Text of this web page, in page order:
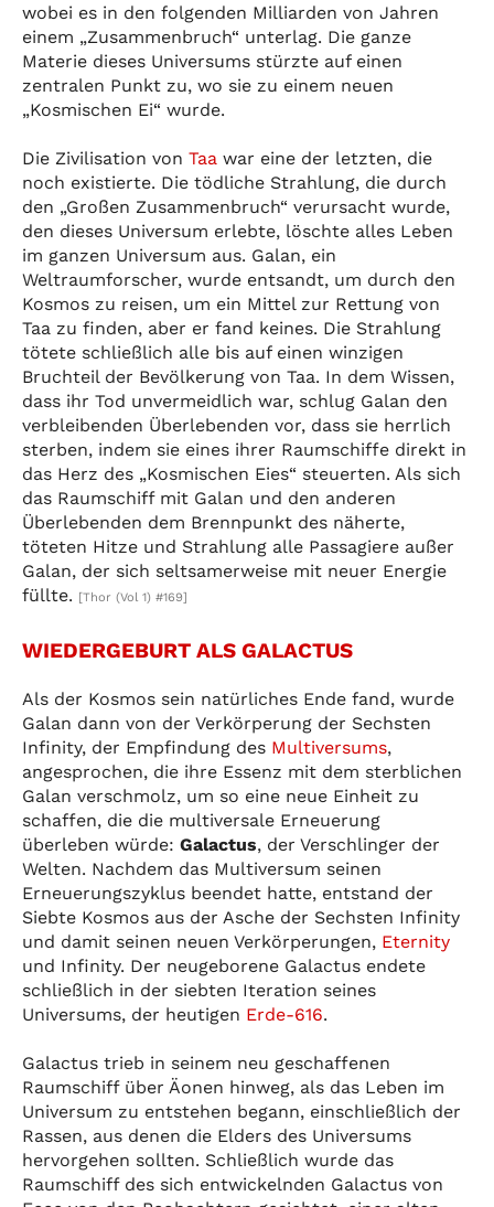
wobei es in den folgenden Milliarden von Jahren
einem „Zusammenbruch“ unterlag. Die ganze
Materie dieses Universums stürzte auf einen
zentralen Punkt zu, wo sie zu einem neuen
„Kosmischen Ei“ wurde.
Die Zivilisation von Taa war eine der letzten, die
noch existierte. Die tödliche Strahlung, die durch
den „Großen Zusammenbruch“ verursacht wurde,
den dieses Universum erlebte, löschte alles Leben
im ganzen Universum aus. Galan, ein
Weltraumforscher, wurde entsandt, um durch den
Kosmos zu reisen, um ein Mittel zur Rettung von
Taa zu finden, aber er fand keines. Die Strahlung
tötete schließlich alle bis auf einen winzigen
Bruchteil der Bevölkerung von Taa. In dem Wissen,
dass ihr Tod unvermeidlich war, schlug Galan den
verbleibenden Überlebenden vor, dass sie herrlich
sterben, indem sie eines ihrer Raumschiffe direkt in
das Herz des „Kosmischen Eies“ steuerten. Als sich
das Raumschiff mit Galan und den anderen
Überlebenden dem Brennpunkt des näherte,
töteten Hitze und Strahlung alle Passagiere außer
Galan, der sich seltsamerweise mit neuer Energie
füllte. [Thor (Vol 1) #169]
WIEDERGEBURT ALS GALACTUS
Als der Kosmos sein natürliches Ende fand, wurde
Galan dann von der Verkörperung der Sechsten
Infinity, der Empfindung des Multiversums,
angesprochen, die ihre Essenz mit dem sterblichen
Galan verschmolz, um so eine neue Einheit zu
schaffen, die die multiversale Erneuerung
überleben würde: Galactus, der Verschlinger der
Welten. Nachdem das Multiversum seinen
Erneuerungszyklus beendet hatte, entstand der
Siebte Kosmos aus der Asche der Sechsten Infinity
und damit seinen neuen Verkörperungen, Eternity
und Infinity. Der neugeborene Galactus endete
schließlich in der siebten Iteration seines
Universums, der heutigen Erde-616.
Galactus trieb in seinem neu geschaffenen
Raumschiff über Äonen hinweg, als das Leben im
Universum zu entstehen begann, einschließlich der
Rassen, aus denen die Elders des Universums
hervorgehen sollten. Schließlich wurde das
Raumschiff des sich entwickelnden Galactus von